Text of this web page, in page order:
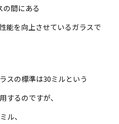
の間にある
能を向上させているガラスで
スの標準は30ミルという
するのですが、
ル、